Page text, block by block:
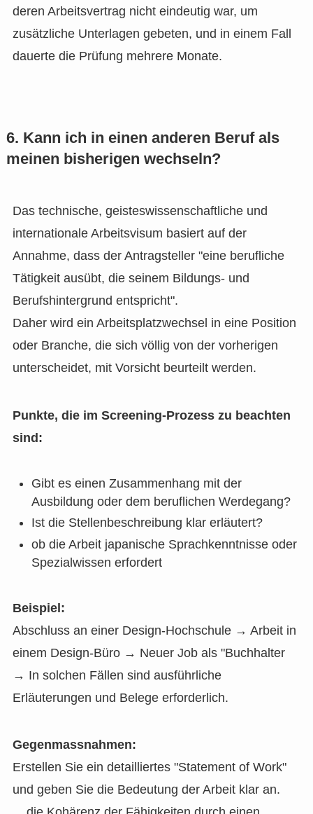
deren Arbeitsvertrag nicht eindeutig war, um
zusätzliche Unterlagen gebeten, und in einem Fall
dauerte die Prüfung mehrere Monate.
6. Kann ich in einen anderen Beruf als
meinen bisherigen wechseln?
Das technische, geisteswissenschaftliche und
internationale Arbeitsvisum basiert auf der
Annahme, dass der Antragsteller "eine berufliche
Tätigkeit ausübt, die seinem Bildungs- und
Berufshintergrund entspricht".
Daher wird ein Arbeitsplatzwechsel in eine Position
oder Branche, die sich völlig von der vorherigen
unterscheidet, mit Vorsicht beurteilt werden.
Punkte, die im Screening-Prozess zu beachten
sind:
Gibt es einen Zusammenhang mit der
Ausbildung oder dem beruflichen Werdegang?
Ist die Stellenbeschreibung klar erläutert?
ob die Arbeit japanische Sprachkenntnisse oder
Spezialwissen erfordert
Beispiel:
Abschluss an einer Design-Hochschule → Arbeit in
einem Design-Büro → Neuer Job als "Buchhalter
→ In solchen Fällen sind ausführliche
Erläuterungen und Belege erforderlich.
Gegenmassnahmen:
Erstellen Sie ein detailliertes "Statement of Work"
und geben Sie die Bedeutung der Arbeit klar an.